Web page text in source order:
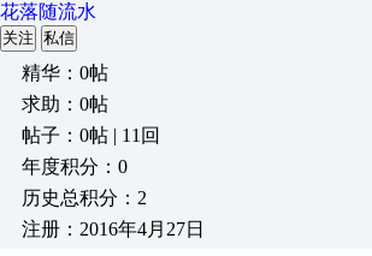
花落随流水
关注 私信
精华：0帖
求助：0帖
帖子：0帖 | 11回
年度积分：0
历史总积分：2
注册：2016年4月27日